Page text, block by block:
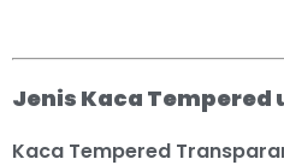
Jenis Kaca Tempered
Kaca Tempered